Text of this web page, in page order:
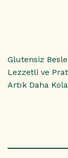
Glutensiz
Lezzetli ve
Artık Daha